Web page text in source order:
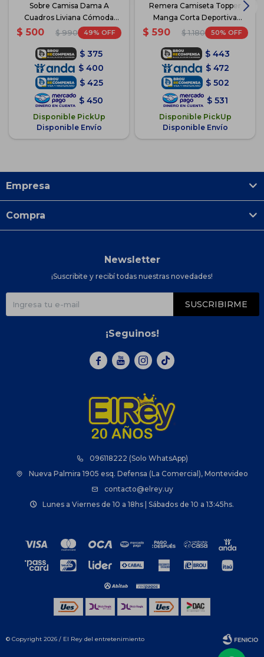
Sobre Camisa Dama A
Cuadros Liviana Cómoda
Moda 2025 - Rosa Azul
$ 500 $ 990 49
$ 375
$ 400
$ 425
$ 450
Disponible PickUp
Disponible Envío
Remera Camiseta Topper
Manga Corta Deportiva
Hombre - Gris/Negro
$ 590 $ 1.180 50
$ 443
$ 472
$ 502
$ 531
Disponible PickUp
Disponible Envío
096118222 (Solo WhatsApp)
Nueva Palmira 1905 esq. Defensa (La Comercial), Montevideo
contacto@elrey.uy
Lunes a Viernes de 10 a 18hs | Sábados de 10 a 13:45hs.
Empresa
Compra
Newsletter
¡Suscribite y recibí todas nuestras novedades!
SUSCRIBIRME
¡Seguinos!
  
© Copyright 2026 / El Rey del entretenimiento